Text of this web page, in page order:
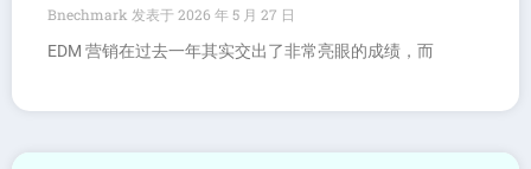
Bnechmark
2026 年 5 月 27 日
EDM 营销在过去一年其实交出了非常亮眼的成绩，而